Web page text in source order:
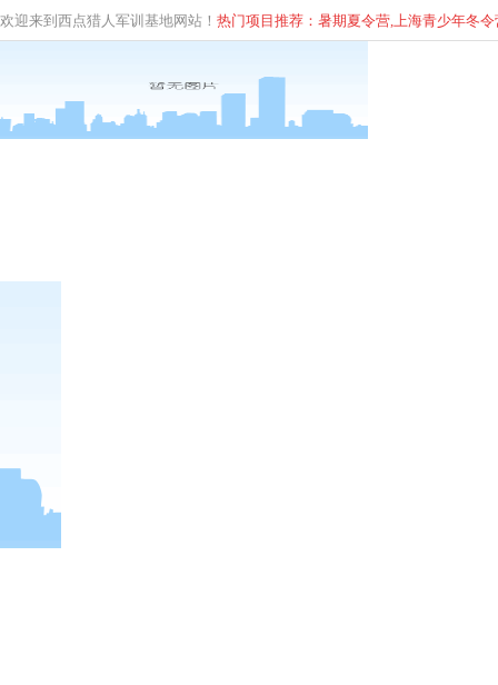
欢迎来到西点猎人军训基地网站！ 热门项目推荐：暑期夏令营,上海青少年冬令